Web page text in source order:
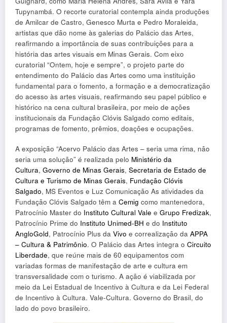
Tupynambá. O recorte curatorial contempla ainda produções
de Amilcar de Castro, Genesco Murta e Pedro Moraleida,
artistas que dão nome às galerias do Palácio das Artes,
reafirmando a importância de suas contribuições para a
história das artes visuais em Minas Gerais. Com eixo
curatorial “Ontem, hoje e sempre”, o projeto parte do
entendimento do Palácio das Artes como uma instituição
fundamental para o fomento, a formação e a democratização
do acesso às artes visuais, reafirmando seu papel público e
histórico na cena cultural brasileira, por meio de ações
institucionais da Fundação Clóvis Salgado como editais,
programas de fomento, prêmios, doações e ocupações.
A exposição “Acervo Palácio das Artes – seria uma rima, não
seria uma solução” é realizada pelo Ministério da
Cultura, Governo de Minas Gerais, Secretaria de Estado de
Cultura e Turismo de Minas Gerais, Fundação Clóvis
Salgado, MS Eventos e Luz Comunicação As atividades da
Fundação Clóvis Salgado têm a Cemig como mantenedora,
Patrocínio Master do Instituto Cultural Vale e Grupo Fredizak,
Patrocínio Prime do Instituto Unimed-BH e do Instituto
AngloGold, Patrocínio Plus da Vivo e correalização da APPA
– Cultura & Patrimônio. O Palácio das Artes integra o Circuito
Liberdade, que reúne mais de 60 equipamentos com
variadas formas de manifestação de arte e cultura em
transversalidade com o turismo. A ação é viabilizada por
meio da Lei Estadual de Incentivo à Cultura e da Lei Federal
de Incentivo à Cultura. Vale-Cultura. Governo do Brasil, do
lado do povo brasileiro.